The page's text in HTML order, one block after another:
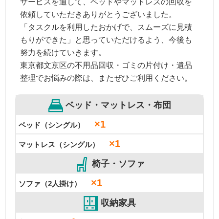
サービスを通して、ベッドやマットレスの回収を
依頼していただきありがとうございました。
「タスクルを利用したおかげで、スムーズに見積
もりができた」と思っていただけるよう、今後も
努力を続けていきます。
東京都文京区の不用品回収・ゴミの片付け・遺品
整理でお悩みの際は、またぜひご利用ください。
ベッド・マットレス・布団
ベッド（シングル） ×1
マットレス（シングル） ×1
椅子・ソファ
ソファ（2人掛け） ×1
収納家具